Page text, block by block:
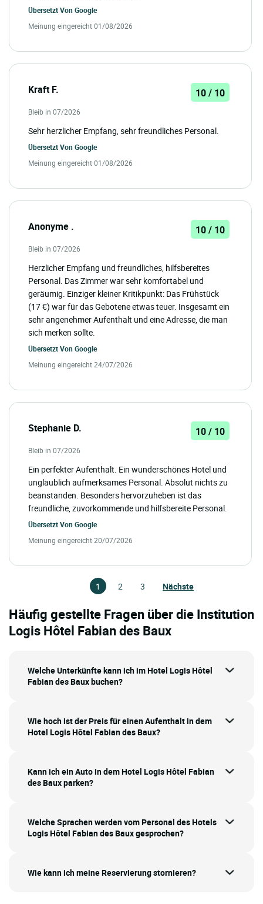
Übersetzt Von Google
Meinung eingereicht 01/08/2026
Kraft F. 10 / 10
Bleib in 07/2026
Sehr herzlicher Empfang, sehr freundliches Personal.
Übersetzt Von Google
Meinung eingereicht 01/08/2026
Anonyme . 10 / 10
Bleib in 07/2026
Herzlicher Empfang und freundliches, hilfsbereites
Personal. Das Zimmer war sehr komfortabel und
geräumig. Einziger kleiner Kritikpunkt: Das Frühstück
(17 €) war für das Gebotene etwas teuer. Insgesamt ein
sehr angenehmer Aufenthalt und eine Adresse, die man
sich merken sollte.
Übersetzt Von Google
Meinung eingereicht 24/07/2026
Stephanie D. 10 / 10
Bleib in 07/2026
Ein perfekter Aufenthalt. Ein wunderschönes Hotel und
unglaublich aufmerksames Personal. Absolut nichts zu
beanstanden. Besonders hervorzuheben ist das
freundliche, zuvorkommende und hilfsbereite Personal.
Übersetzt Von Google
Meinung eingereicht 20/07/2026
1 2 3 Nächste
Häufig gestellte Fragen über die Institution
Logis Hôtel Fabian des Baux
Welche Unterkünfte kann ich im Hotel Logis Hôtel
Fabian des Baux buchen?
Wie hoch ist der Preis für einen Aufenthalt in dem
Hotel Logis Hôtel Fabian des Baux?
Kann ich ein Auto in dem Hotel Logis Hôtel Fabian
des Baux parken?
Welche Sprachen werden vom Personal des Hotels
Logis Hôtel Fabian des Baux gesprochen?
Wie kann ich meine Reservierung stornieren?